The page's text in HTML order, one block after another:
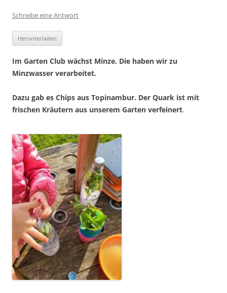
Schreibe eine Antwort
Herunterladen
Im Garten Club wächst Minze. Die haben wir zu
Minzwasser verarbeitet.
Dazu gab es Chips aus Topinambur. Der Quark ist mit
frischen Kräutern aus unserem Garten verfeinert.